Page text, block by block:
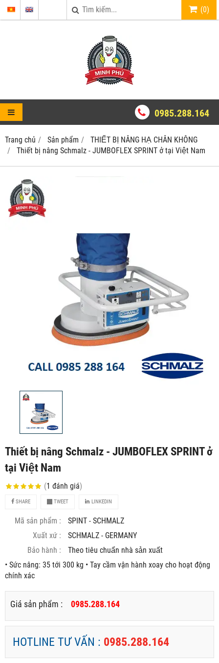
(0)
0985.288.164
Trang chủ Sản phẩm
THIẾT BỊ NÂNG HẠ CHÂN KHÔNG
Thiết bị nâng Schmalz - JUMBOFLEX SPRINT ở tại Việt Nam
Thiết bị nâng Schmalz - JUMBOFLEX SPRINT ở
tại Việt Nam
(1 đánh giá)
SHARE TWEET LINKEDIN
Mã sản phẩm :
SPINT - SCHMALZ
Xuất xứ :
SCHMALZ - GERMANY
Bảo hành :
Theo tiêu chuẩn nhà sản xuất
• Sức nâng: 35 tới 300 kg • Tay cầm vận hành xoay cho hoạt động
chính xác
Giá sản phẩm : 0985.288.164
HOTLINE TƯ VẤN : 0985.288.164